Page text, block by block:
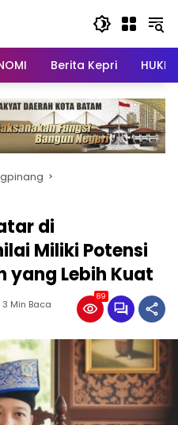
Berita Kepri
di
Miliki Potensi
yang Lebih Kuat
3 Min Baca
89